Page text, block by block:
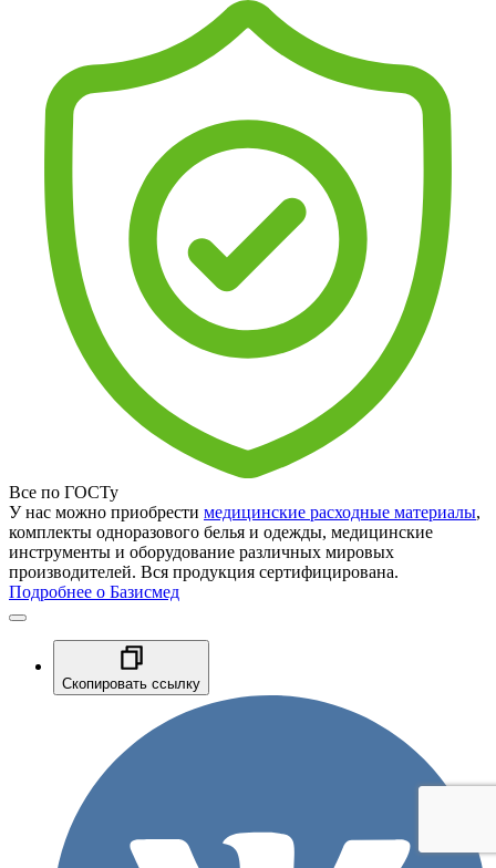
Все по ГОСТу
У нас можно приобрести медицинские расходные материалы,
комплекты одноразового белья и одежды, медицинские
инструменты и оборудование различных мировых
производителей. Вся продукция сертифицирована.
Подробнее о Базисмед
Скопировать ссылку